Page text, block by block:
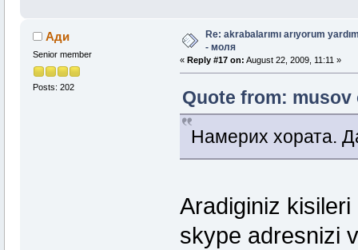
Ади
Senior member
Posts: 202
Re: akrabalarımı arıyorum
- моля
« Reply #17 on: August 22, 2009, 11:11 »
Quote from: musov
Намерих хората.
Aradiginiz
skype adresnizi